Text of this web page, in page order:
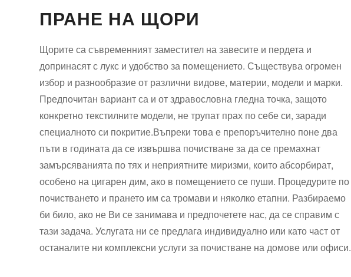
ПРАНЕ НА ЩОРИ
Щорите са съвременният заместител на завесите и пердета и
допринасят с лукс и удобство за помещението. Съществува огромен
избор и разнообразие от различни видове, материи, модели и марки.
Предпочитан вариант са и от здравословна гледна точка, защото
конкретно текстилните модели, не трупат прах по себе си, заради
специалното си покритие.Въпреки това е препоръчително поне два
пъти в годината да се извършва почистване за да се премахнат
замърсяванията по тях и неприятните миризми, които абсорбират,
особено на цигарен дим, ако в помещението се пуши. Процедурите по
почистването и прането им са тромави и няколко етапни. Разбираемо
би било, ако не Ви се занимава и предпочетете нас, да се справим с
тази задача. Услугата ни се предлага индивидуално или като част от
останалите ни комплексни услуги за почистване на домове или офиси.